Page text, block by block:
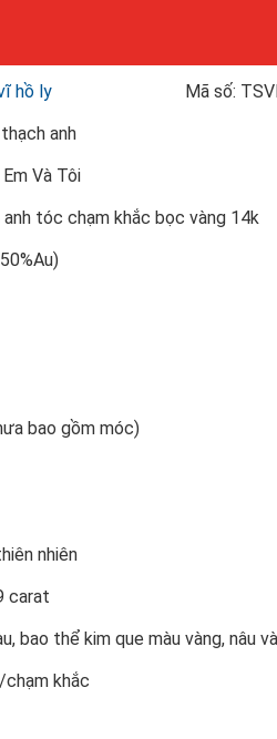
hồ ly Mã số:
anh
Và Tôi
tóc chạm khắc bọc vàng 14k
bao gồm móc)
nhiên
carat
bao thể kim que màu vàng, nâu
khắc